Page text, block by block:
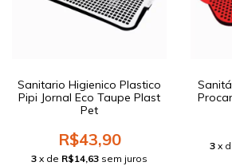
Sanitario Higienico Plastico
Pipi Jornal Eco Taupe Plast
Pet
R$43,90
3 x de R$14,63 sem juros
3 x